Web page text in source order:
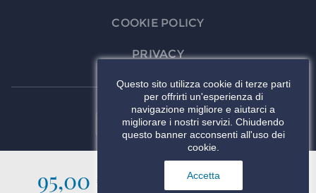
95,00 €
AGGIUNGI AL
CARRELLO
COOKIE POLICY
PRIVACY
Questo sito utilizza cookie di terze parti
per offrirti un'esperienza di
navigazione migliore e aiutarci a
migliorare i nostri servizi. Chiudendo
questo banner acconsenti all'uso dei
cookie.
Accetta